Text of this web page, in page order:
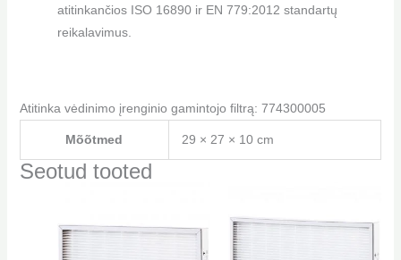
atitinkančios ISO 16890 ir EN 779:2012 standartų
reikalavimus.
Atitinka vėdinimo įrenginio gamintojo filtrą: 774300005
Mõõtmed 29 × 27 × 10 cm
Seotud tooted